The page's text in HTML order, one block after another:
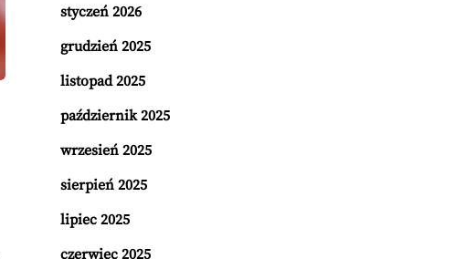
styczeń 2026
grudzień 2025
listopad 2025
październik 2025
wrzesień 2025
sierpień 2025
lipiec 2025
czerwiec 2025